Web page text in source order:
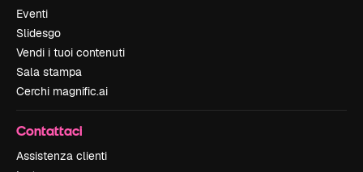
Eventi
Slidesgo
Vendi i tuoi contenuti
Sala stampa
Cerchi magnific.ai
Contattaci
Assistenza clienti